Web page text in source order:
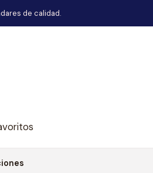
de calidad.
Sail